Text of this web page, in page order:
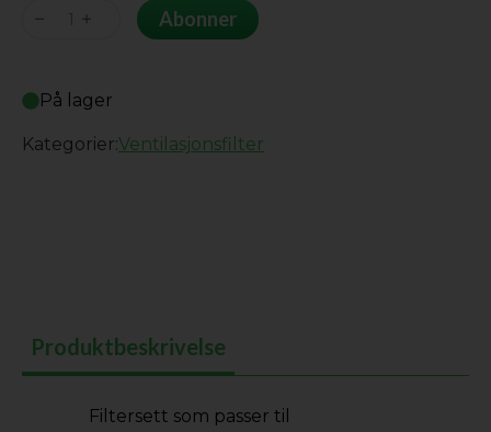
Purafil
antall
Abonner
På lager
Kategorier:Ventilasjonsfilter
Produktbeskrivelse
Filtersett som passer til